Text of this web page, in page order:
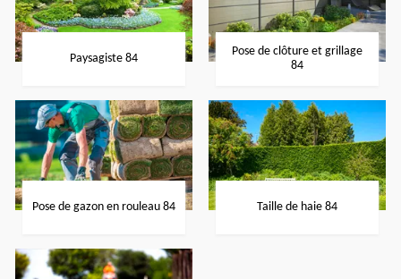
Paysagiste 84
Pose de clôture et grillage
84
Pose de gazon en rouleau 84 Taille de haie 84